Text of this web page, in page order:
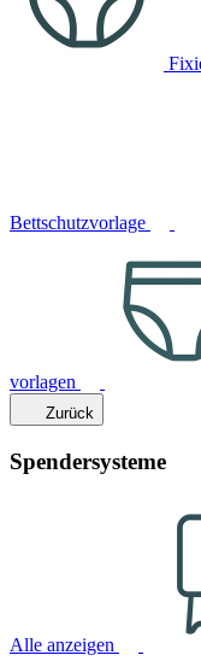
Bettschutzvorlage
vorlagen
Zurück
Spendersysteme
Alle anzeigen